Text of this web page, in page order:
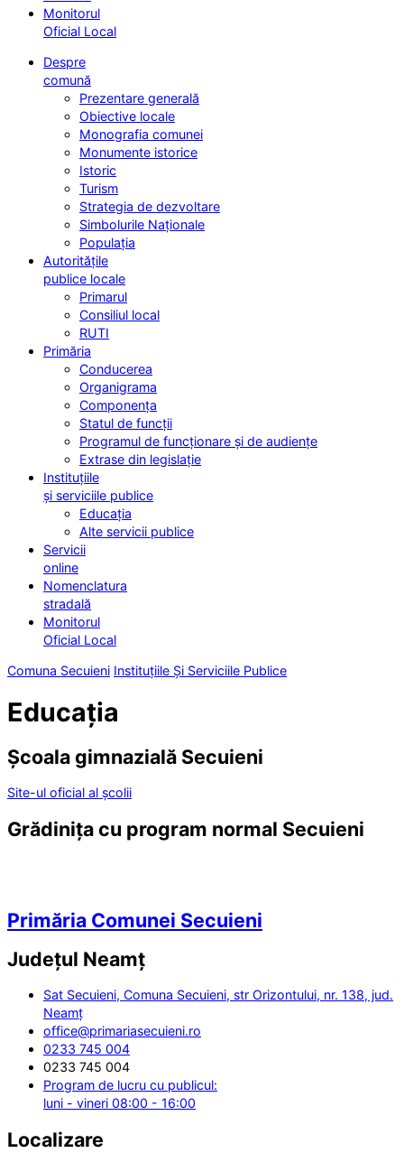
Monitorul
Oficial Local
Despre
comună
Prezentare generală
Obiective locale
Monografia comunei
Monumente istorice
Istoric
Turism
Strategia de dezvoltare
Simbolurile Naționale
Populația
Autoritățile
publice locale
Primarul
Consiliul local
RUTI
Primăria
Conducerea
Organigrama
Componența
Statul de funcții
Programul de funcționare și de audiențe
Extrase din legislație
Instituțiile
și serviciile publice
Educația
Alte servicii publice
Servicii
online
Nomenclatura
stradală
Monitorul
Oficial Local
Comuna Secuieni Instituțiile Și Serviciile Publice
Educația
Școala gimnazială Secuieni
Site-ul oficial al școlii
Grădinița cu program normal Secuieni
Primăria Comunei Secuieni
Județul Neamț
Sat Secuieni, Comuna Secuieni, str Orizontului, nr. 138, jud.
Neamț
office@primariasecuieni.ro
0233 745 004
0233 745 004
Program de lucru cu publicul:
luni - vineri 08:00 - 16:00
Localizare